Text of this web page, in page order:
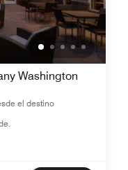
Washington
el destino